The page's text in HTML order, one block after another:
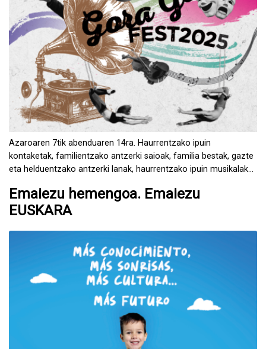
Azaroaren 7tik abenduaren 14ra. Haurrentzako ipuin
kontaketak, familientzako antzerki saioak, familia bestak, gazte
eta helduentzako antzerki lanak, haurrentzako ipuin musikalak
Emaiezu hemengoa. Emaiezu
EUSKARA